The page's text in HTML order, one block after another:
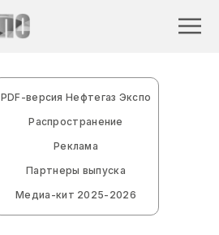
Медиа-кит 2025-2026
PDF-версия Нефтегаз Экспо
Реклама
Партнеры выпуска
Распространение